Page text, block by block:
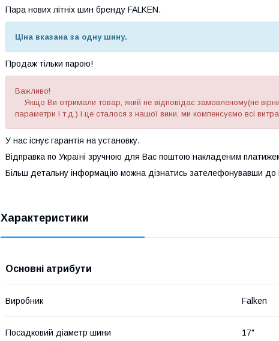
Пара нових літніх шин бренду FALKEN.
Ціна вказана за одну шину.
Продаж тільки парою!
Важливо!
Якщо Ви отримали товар, який не відповідає замовленому(не
параметри і т.д.) і це сталося з нашої вини, ми компенсуємо всі
У нас існує гарантія на установку.
Відправка по Україні зручною для Вас поштою накладеним
Більш детальну інформацію можна дізнатись зателефонувавши
Характеристики
Основні атрибути
Виробник Falken
Посадковий діаметр шини 17"